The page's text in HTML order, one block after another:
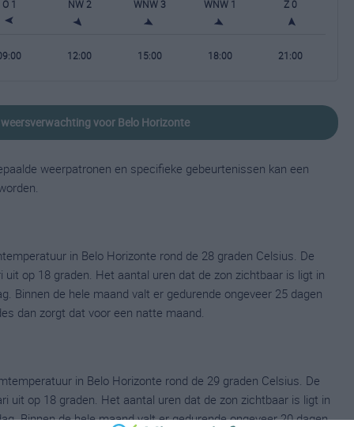
O 1 NW 2 WNW 3 WNW 1 Z 0
12:00 15:00 18:00 21:00
voor Belo Horizonte
weerpatronen en specifieke gebeurtenissen kan een
in Belo Horizonte rond de 28 graden Celsius. De
op 18 graden. Het aantal uren dat de zon zichtbaar is ligt in
Binnen de hele maand valt er gedurende ongeveer 25 dagen
dan zorgt dat voor een natte maand.
in Belo Horizonte rond de 29 graden Celsius. De
uit op 18 graden. Het aantal uren dat de zon zichtbaar is ligt in
Binnen de hele maand valt er gedurende ongeveer 20 dagen